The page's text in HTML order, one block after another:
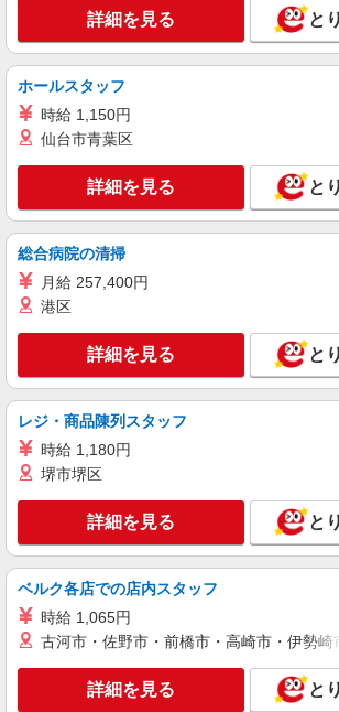
す。 ※介護福祉士のみ、特別
業時は別途時間外手当支給（超
与 基本給2.08ヶ月分/年支給
アルバイト パート
そんぽの家 布施/3564ra2
勤務（社保加入者）の場合は時給
者研修・初任者研修（ヘルパー
1,275円 ◎週20時間以上勤務（社保加入者）の場
合は時給1,305円
大阪府東大阪市長堂3-20-
キープ 詳
アルバイト パート
株式会社トラストグロース西日本 大阪本社
サービス付き高齢者向け住
務（夜勤専従）
【一夜勤】22,000円 ●交通費支給あり 試用期
間6ヵ月(試用期間終了後は昇給あり) ※
により考慮いたします！
大阪府東大阪市
キープ
派遣社員
株式会社kotrio /●OS-H1-1882630
八戸ノ里★デイで送迎や生
祉】
時給1550円〜2187円 ＜
東大阪市
キープ 詳
詳細を見る と
ホールスタッフ
時給 1,150円
仙台市青葉区
詳細を見る と
総合病院の清掃
月給 257,400円
港区
詳細を見る と
レジ・商品陳列スタッフ
時給 1,180円
堺市堺区
詳細を見る と
ベルク各店での店内スタッフ
時給 1,065円
古河市・佐野市・前橋市・高崎市・伊勢
詳細を見る と